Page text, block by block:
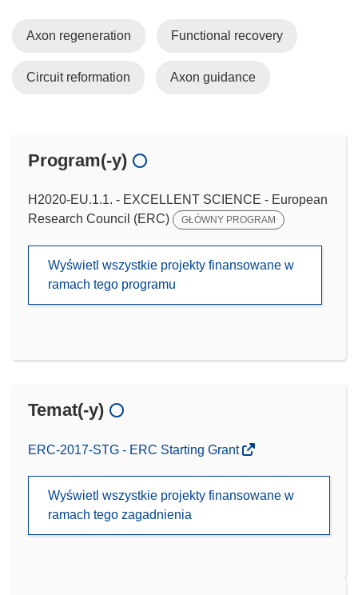
Axon regeneration Functional recovery
Circuit reformation Axon guidance
Program(-y)
H2020-EU.1.1. - EXCELLENT SCIENCE - European
Research Council (ERC)
GŁÓWNY PROGRAM
Wyświetl wszystkie projekty finansowane w
ramach tego programu
Temat(-y)
ERC-2017-STG - ERC Starting Grant
Wyświetl wszystkie projekty finansowane w
ramach tego zagadnienia